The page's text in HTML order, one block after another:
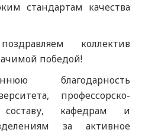
стандартам качества
коллектив
победой!
благодарность
профессорско-
составу, кафедрам и
за активное